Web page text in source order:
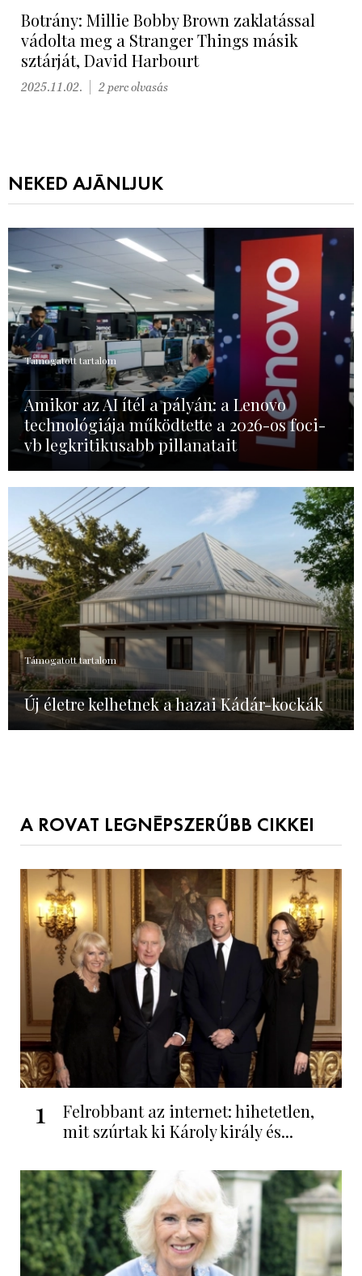
Botrány: Millie Bobby Brown zaklatással
vádolta meg a Stranger Things másik
sztárját, David Harbourt
2025.11.02. 2 perc olvasás
NEKED AJÁNLJUK
Támogatott tartalom
Amikor az AI ítél a pályán: a Lenovo
technológiája működtette a 2026-os foci-
vb legkritikusabb pillanatait
Támogatott tartalom
Új életre kelhetnek a hazai Kádár-kockák
A ROVAT LEGNÉPSZERŰBB CIKKEI
1
Felrobbant az internet: hihetetlen,
mit szúrtak ki Károly király és...